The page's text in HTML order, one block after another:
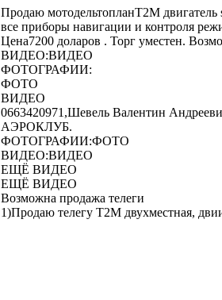
Продаю мотодельтопланТ2М двигатель
все приборы навигации и контроля
Цена7200 доларов . Торг уместен.
ВИДЕО:ВИДЕО
ФОТОГРАФИИ:
ФОТО
ВИДЕО
0663420971,Шевель Валентин
АЭРОКЛУБ.
ФОТОГРАФИИ:ФОТО
ВИДЕО:ВИДЕО
ЕЩЁ ВИДЕО
ЕЩЁ ВИДЕО
Возможна продажа телеги
1)Продаю телегу Т2М двухместная,